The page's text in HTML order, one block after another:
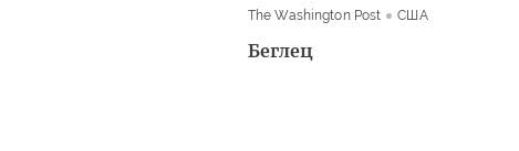
The Washington Post США
Беглец